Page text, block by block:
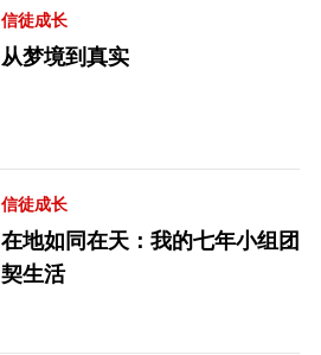
信徒成长
从梦境到真实
信徒成长
在地如同在天：我的七年小组团
契生活